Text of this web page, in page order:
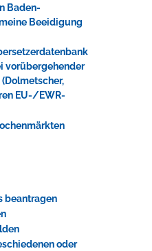
Baden-
Beeidigung
vorübergehender
EU-/EWR-
beantragen
oder